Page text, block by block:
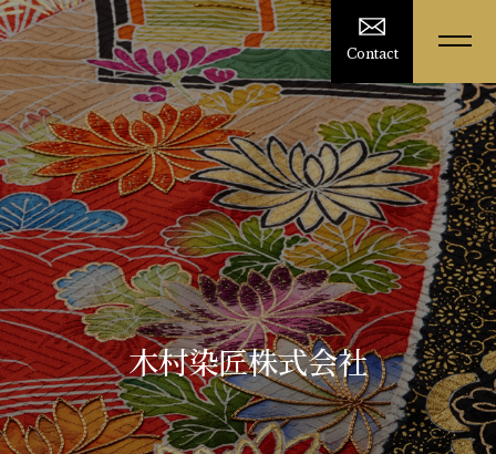
Contact
木村染匠株式会社